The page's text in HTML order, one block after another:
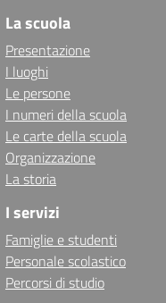
La scuola
Presentazione
I luoghi
Le persone
I numeri della scuola
Le carte della scuola
Organizzazione
La storia
I servizi
Famiglie e studenti
Personale scolastico
Percorsi di studio